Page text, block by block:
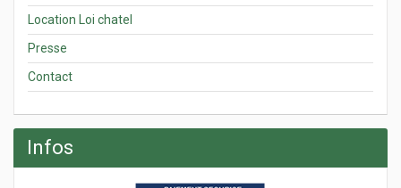
Location Loi chatel
Presse
Contact
Infos